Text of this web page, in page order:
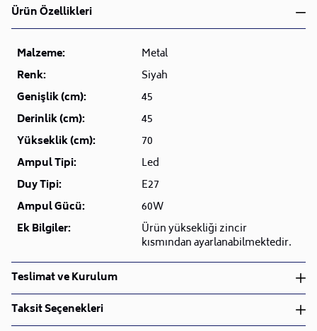
Ürün Özellikleri
Malzeme:
Metal
Renk:
Siyah
Genişlik (cm):
45
Derinlik (cm):
45
Yükseklik (cm):
70
Ampul Tipi:
Led
Duy Tipi:
E27
Ampul Gücü:
60W
Ek Bilgiler:
Ürün yüksekliği zincir
kısmından ayarlanabilmektedir.
Teslimat ve Kurulum
Teslimat ve Kurulum
• Siparişlerinizi aldıktan sonra en kısa sürede işleme
Taksit Seçenekleri